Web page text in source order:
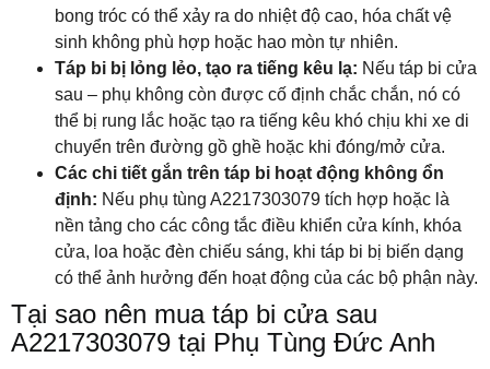
bong tróc có thể xảy ra do nhiệt độ cao, hóa chất vệ
sinh không phù hợp hoặc hao mòn tự nhiên.
Táp bi bị lỏng lẻo, tạo ra tiếng kêu lạ: Nếu táp bi cửa
sau – phụ không còn được cố định chắc chắn, nó có
thể bị rung lắc hoặc tạo ra tiếng kêu khó chịu khi xe di
chuyển trên đường gồ ghề hoặc khi đóng/mở cửa.
Các chi tiết gắn trên táp bi hoạt động không ổn
định: Nếu phụ tùng A2217303079 tích hợp hoặc là
nền tảng cho các công tắc điều khiển cửa kính, khóa
cửa, loa hoặc đèn chiếu sáng, khi táp bi bị biến dạng
có thể ảnh hưởng đến hoạt động của các bộ phận này.
Tại sao nên mua táp bi cửa sau
A2217303079 tại Phụ Tùng Đức Anh